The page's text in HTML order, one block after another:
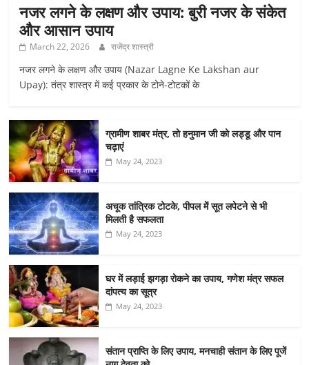
नजर लगने के लक्षण और उपाय: बुरी नजर के संकेत
और आसान उपाय
March 22, 2026 राजेंद्र शास्त्री
नजर लगने के लक्षण और उपाय (Nazar Lagne Ke Lakshan aur
Upay): तंत्र शास्त्र में कई प्रकार के टोने-टोटकों के
ग्रामीण शाबर मंत्र, तो हनुमान जी को लड्डू और पान
चढ़ाएं
May 24, 2023
अचूक तांत्रिक टोटके, पीपल में सूत लपेटने से भी
मिलती है सफलता
May 24, 2023
घर में लड़ाई झगड़ा रोकने का उपाय, गणेश मंत्र सफल
दांपत्य का सूत्र
May 24, 2023
संतान प्राप्ति के लिए उपाय, मनचाही संतान के लिए पूजें